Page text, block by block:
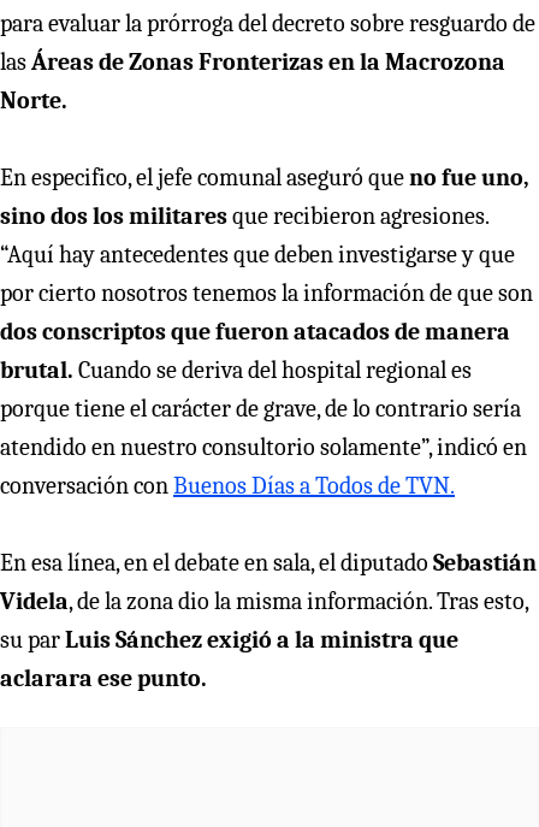
para evaluar la prórroga del decreto sobre resguardo de
lasÁreas de Zonas Fronterizas en la Macrozona
Norte.
En especifico, el jefe comunal aseguró queno fue uno,
sino dos los militaresque recibieron agresiones.
“Aquí hay antecedentes que deben investigarse y que
por cierto nosotros tenemos la información de que son
dos conscriptos que fueron atacados de manera
brutal. Cuando se deriva del hospital regional es
porque tiene el carácter de grave, de lo contrario sería
atendido en nuestro consultorio solamente”, indicó en
conversación conBuenos Días a Todos de TVN.
En esa línea, en el debate en sala, el diputado Sebastián
Videla, de la zona dio la misma información. Tras esto,
su parLuis Sánchez exigió a la ministra que
aclarara ese punto.